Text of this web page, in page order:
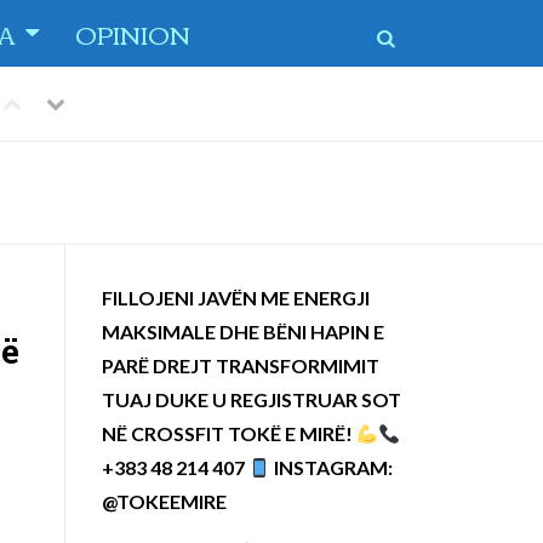
OPINION
-
PreviousNext
FILLOJENI JAVËN ME ENERGJI
MAKSIMALE DHE BËNI HAPIN E
PARË DREJT TRANSFORMIMIT
TUAJ DUKE U REGJISTRUAR SOT
NË CROSSFIT TOKË E MIRË!
+383 48 214 407
INSTAGRAM:
@TOKEEMIRE